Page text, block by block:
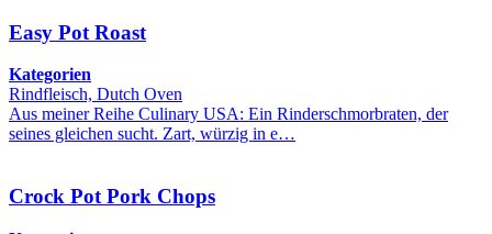
Easy Pot Roast
Kategorien
Rindfleisch, Dutch Oven
Aus meiner Reihe Culinary USA: Ein Rinderschmorbraten, der
seines gleichen sucht. Zart, würzig in e…
Crock Pot Pork Chops